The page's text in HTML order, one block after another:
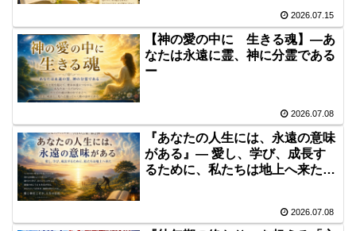
2026.07.15
【神の愛の中に 生きる魂】―あ
なたは永遠に霊、神に分霊である
ー
2026.07.08
『あなたの人生には、永遠の意味
がある』― 愛し、学び、成長す
るために、私たちは地上へ来た
2026.07.08